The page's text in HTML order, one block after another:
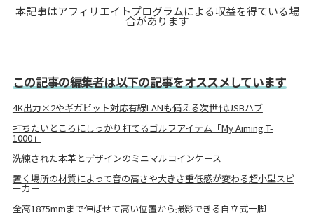
本記事はアフィリエイトプログラムによる収益を得ている場
合があります
この記事の編集者は以下の記事をオススメしています
4K出力×2やギガビット対応有線LANも備える次世代USBハブ
打ちたいところにしっかり打てるゴルフアイテム「My Aiming T-
1000」
洗練された本革とデザインのミニマルコインケース
置く場所の材質によって音の高さや大きさ重低感が変わる超小型スピ
ーカー
全高1875mmまで伸ばせて高い位置から撮影できる自立式一脚